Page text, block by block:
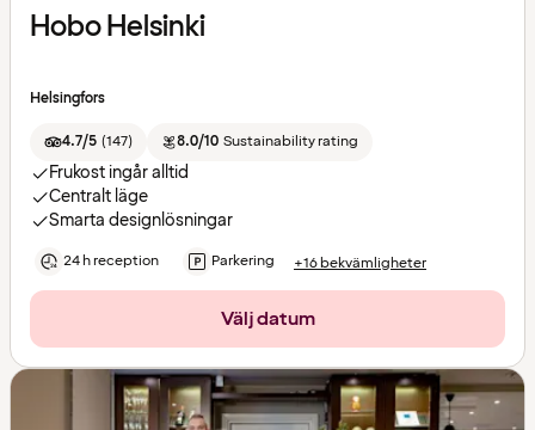
Hobo Helsinki
Helsingfors
4.7/5 (147) 8.0/10 Sustainability rating
Frukost ingår alltid
Centralt läge
Smarta designlösningar
24 h reception Parkering +16 bekvämligheter
Välj datum